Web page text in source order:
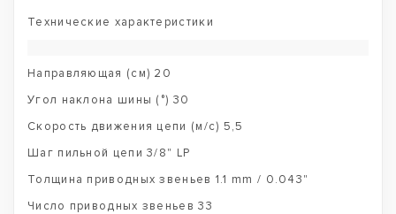
Технические характеристики
Направляющая (см) 20
Угол наклона шины (°) 30
Скорость движения цепи (м/с) 5,5
Шаг пильной цепи 3/8" LP
Толщина приводных звеньев 1.1 mm / 0.043"
Число приводных звеньев 33